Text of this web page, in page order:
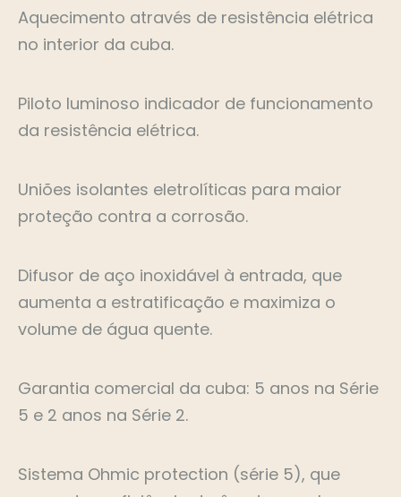
Aquecimento através de resistência elétrica
no interior da cuba.
Piloto luminoso indicador de funcionamento
da resistência elétrica.
Uniões isolantes eletrolíticas para maior
proteção contra a corrosão.
Difusor de aço inoxidável à entrada, que
aumenta a estratificação e maximiza o
volume de água quente.
Garantia comercial da cuba: 5 anos na Série
5 e 2 anos na Série 2.
Sistema Ohmic protection (série 5), que